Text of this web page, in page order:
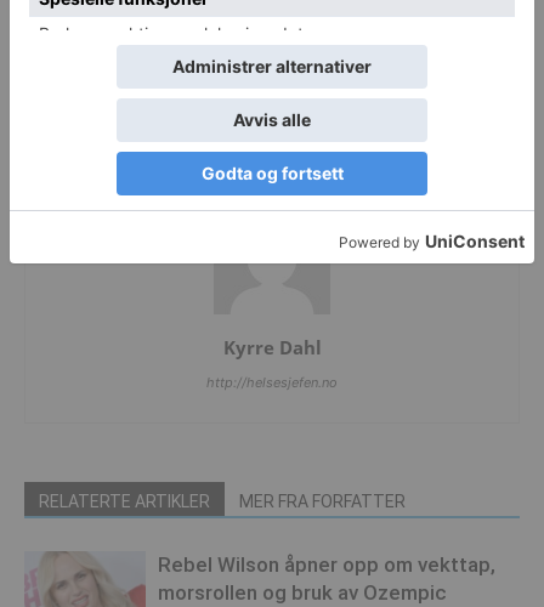
2 av 3 møter familien ute Går inn for aktiv dødshjelp
Kyrre Dahl
http://helsesjefen.no
RELATERTE ARTIKLER MER FRA FORFATTER
Rebel Wilson åpner opp om vekttap,
morsrollen og bruk av Ozempic